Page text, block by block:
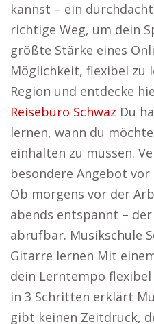
kannst – ein
richtige Weg, um dein
größte Stärke eines
Möglichkeit, flexibel zu
Region und entdecke
Reisebüro Schwaz Du
lernen, wann du
einhalten zu müssen.
besondere Angebot vor
Ob morgens vor der
abends entspannt –
abrufbar. Musikschule
Gitarre lernen Mit
dein Lerntempo
in 3 Schritten erklärt
gibt keinen Zeitdruck,